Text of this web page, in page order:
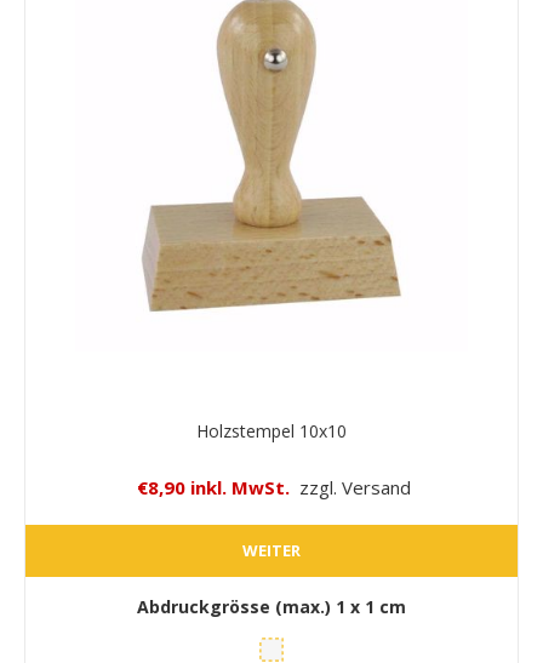
Holzstempel 10x10
€8,90 inkl. MwSt. zzgl. Versand
WEITER
Abdruckgrösse (max.) 1 x 1 cm